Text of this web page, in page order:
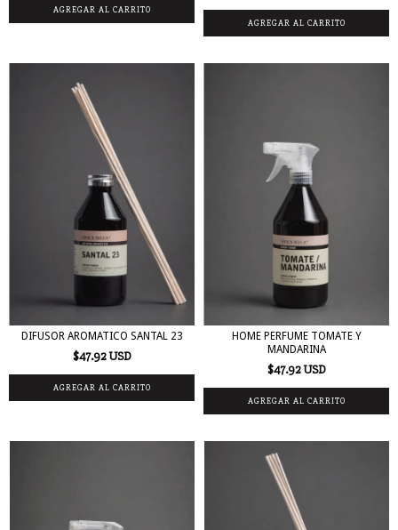
DIFUSOR AROMATICO SANTAL 23
$47.92 USD
HOME PERFUME TOMATE Y
MANDARINA
$47.92 USD